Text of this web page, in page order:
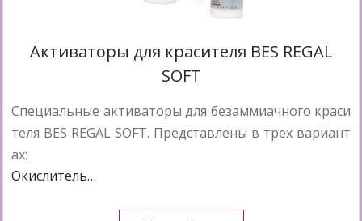
Активаторы для красителя BES REGAL
SOFT
Cпециальные активаторы для безаммиачного краси
теля BES REGAL SOFT. Представлены в трех вариант
ах:
Окислитель…